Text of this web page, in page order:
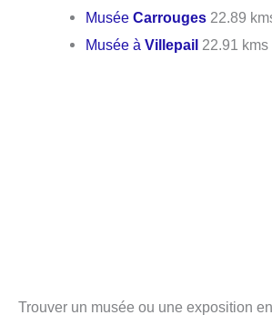
MuséeCarrouges 22.89
Musée àVillepail 22.91 kms
Trouver un musée ou une exposition